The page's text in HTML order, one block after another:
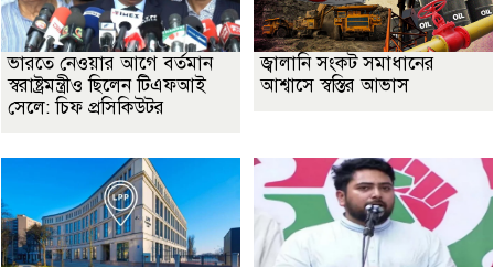
ভারতে নেওয়ার আগে বর্তমান
স্বরাষ্ট্রমন্ত্রীও ছিলেন টিএফআই
সেলে: চিফ প্রসিকিউটর
জ্বালানি সংকট সমাধানের
আশ্বাসে স্বস্তির আভাস